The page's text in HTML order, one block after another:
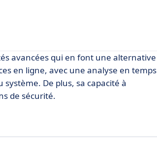
avancées qui en font une alternative
en ligne, avec une analyse en temps
De plus, sa capacité à
de sécurité.